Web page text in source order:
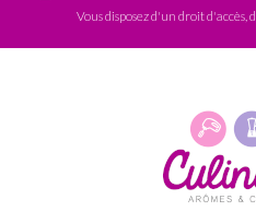
Vous disposez d'un droit d'accès,